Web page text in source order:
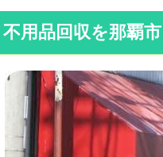
不用品回収を那覇